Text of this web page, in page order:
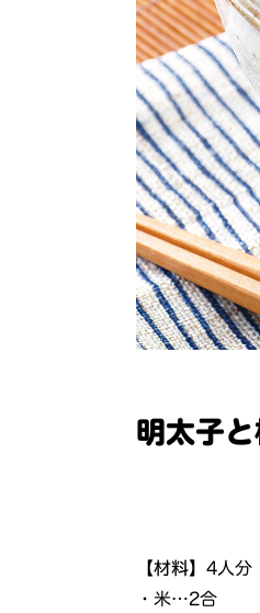
明太子
【材料】4人分
・米…2合